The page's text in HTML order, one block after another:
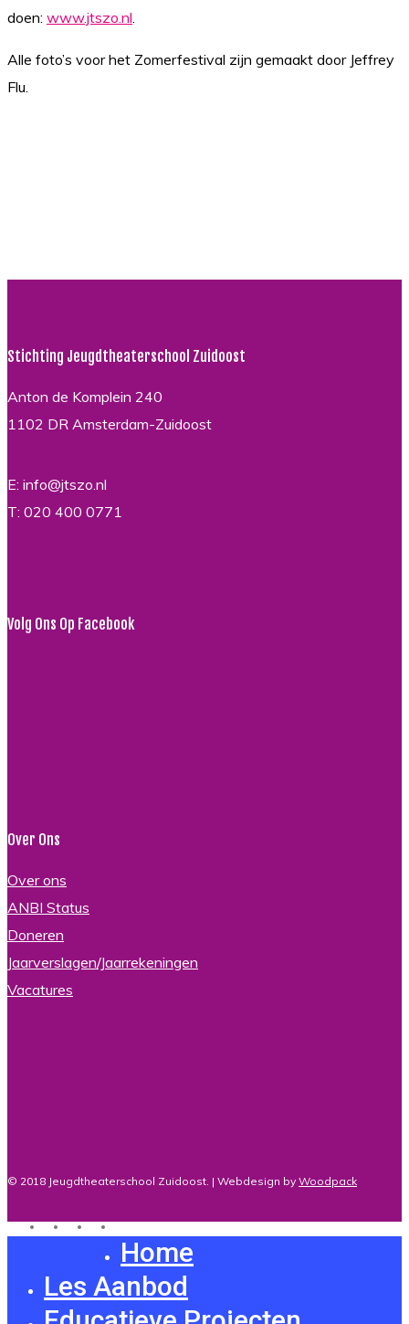
doen: www.jtszo.nl.
Alle foto’s voor het Zomerfestival zijn gemaakt door Jeffrey
Flu.
Stichting Jeugdtheaterschool Zuidoost
Anton de Komplein 240
1102 DR Amsterdam-Zuidoost
E: info@jtszo.nl
T: 020 400 0771
Volg Ons Op Facebook
Over Ons
Over ons
ANBI Status
Doneren
Jaarverslagen/Jaarrekeningen
Vacatures
© 2018 Jeugdtheaterschool Zuidoost. | Webdesign by Woodpack
twitterfacebook
youtubeinstagram
Close
Menu
Home
Les Aanbod